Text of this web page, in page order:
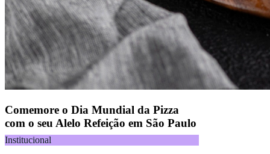
Comemore o Dia Mundial da Pizza
com o seu Alelo Refeição em São Paulo
Institucional